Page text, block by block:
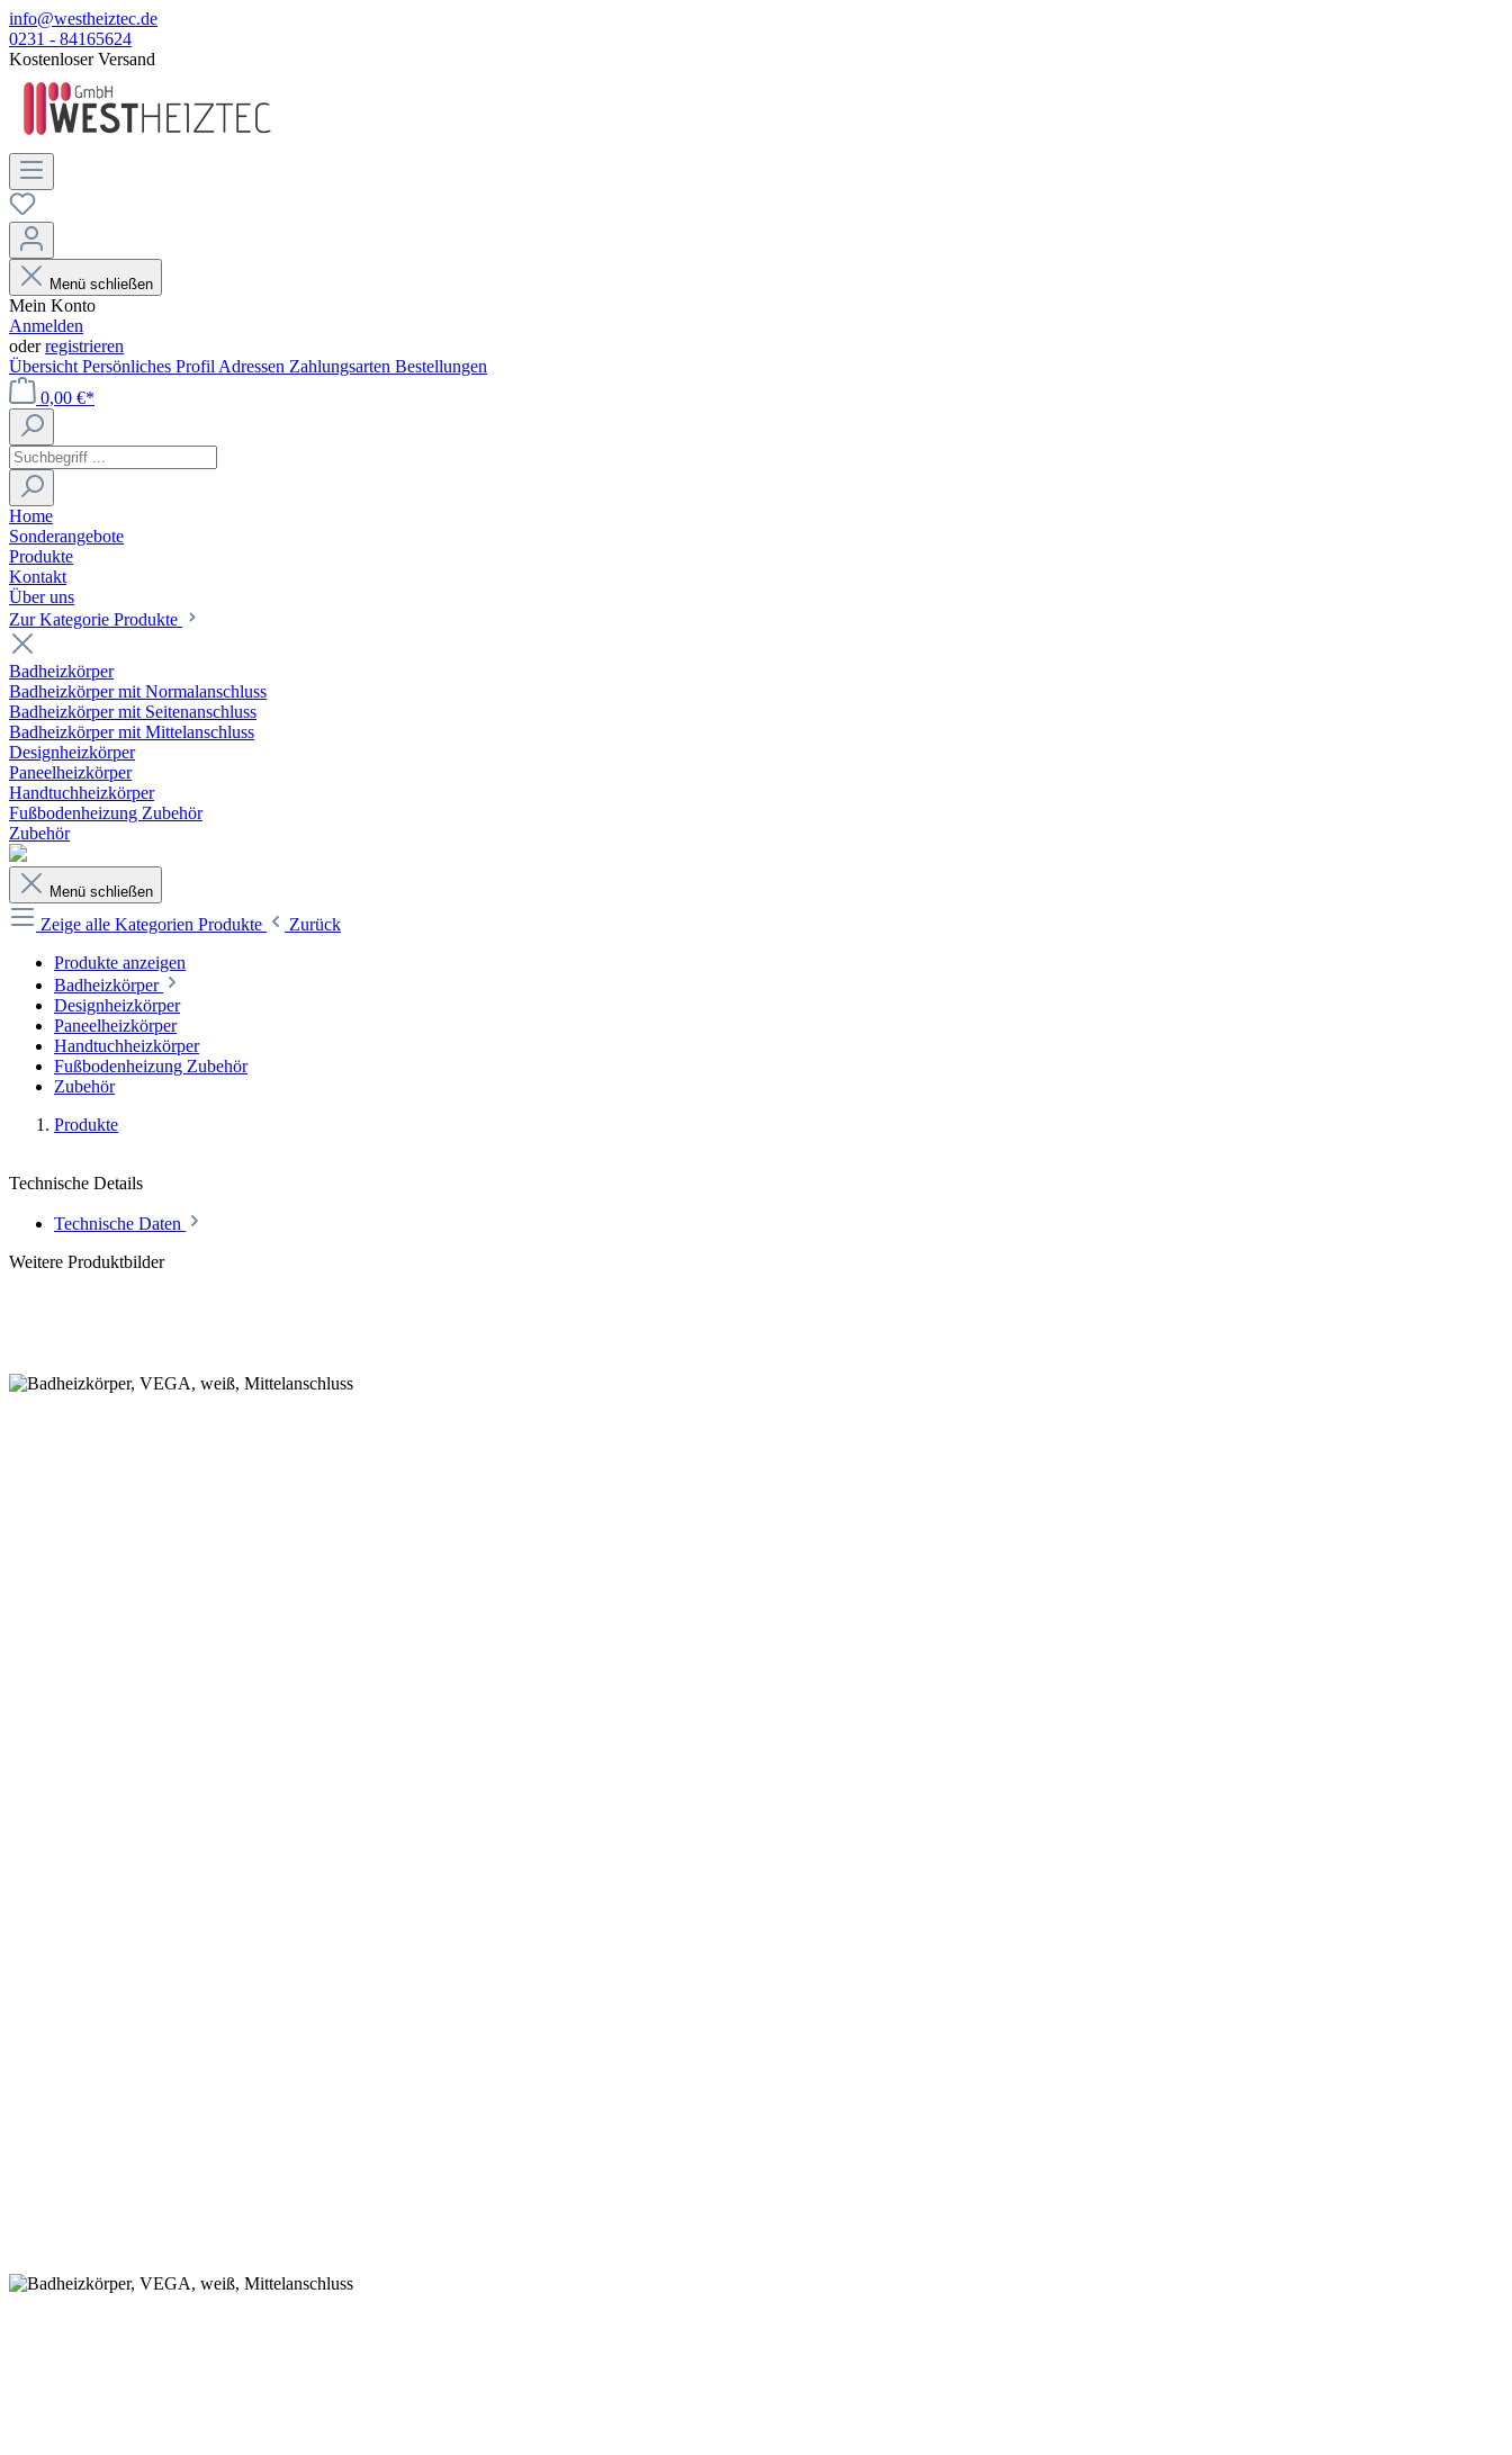
info@westheiztec.de
0231 - 84165624
Kostenloser Versand
Menü schließen
Mein Konto
Anmelden
oderregistrieren
Übersicht Persönliches Profil Adressen Zahlungsarten Bestellungen
0,00 €*
Home
Sonderangebote
Produkte
Kontakt
Über uns
Zur Kategorie Produkte
Badheizkörper
Badheizkörper mit Normalanschluss
Badheizkörper mit Seitenanschluss
Badheizkörper mit Mittelanschluss
Designheizkörper
Paneelheizkörper
Handtuchheizkörper
Fußbodenheizung Zubehör
Zubehör
Menü schließen
Zeige alle Kategorien Produkte
Zurück
Produkte anzeigen
Badheizkörper
Designheizkörper
Paneelheizkörper
Handtuchheizkörper
Fußbodenheizung Zubehör
Zubehör
Produkte
Technische Details
Technische Daten
Weitere Produktbilder